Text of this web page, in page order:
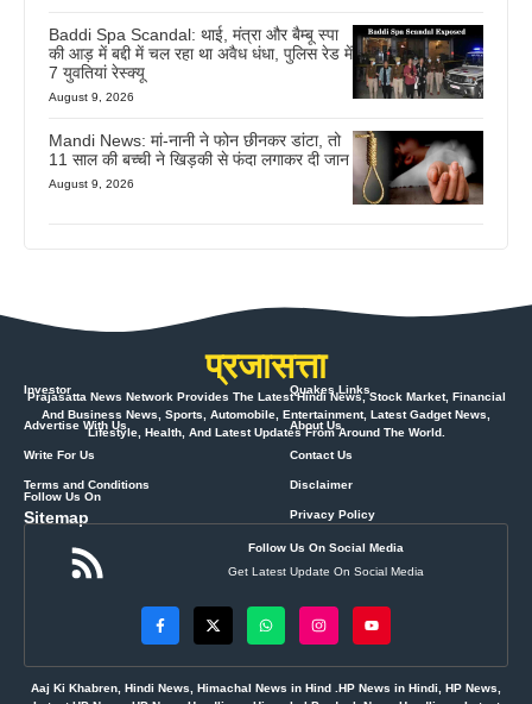
Baddi Spa Scandal: थाई, मंत्रा और बैम्बू स्पा
की आड़ में बद्दी में चल रहा था अवैध धंधा, पुलिस रेड में
7 युवतियां रेस्क्यू
August 9, 2026
Mandi News: मां-नानी ने फोन छीनकर डांटा, तो
11 साल की बच्ची ने खिड़की से फंदा लगाकर दी जान
August 9, 2026
प्रजासत्ता
Prajasatta News Network Provides The Latest Hindi News, Stock Market, Financial
And Business News, Sports, Automobile, Entertainment, Latest Gadget News,
Lifestyle, Health, And Latest Updates From Around The World.
Investor
Advertise With Us
Write For Us
Terms and Conditions
Sitemap
Quakes Links
About Us
Contact Us
Disclaimer
Privacy Policy
Follow Us On
Follow Us On Social Media
Get Latest Update On Social Media
Aaj Ki Khabren, Hindi News, Himachal News in Hind .HP News in Hindi, HP News,